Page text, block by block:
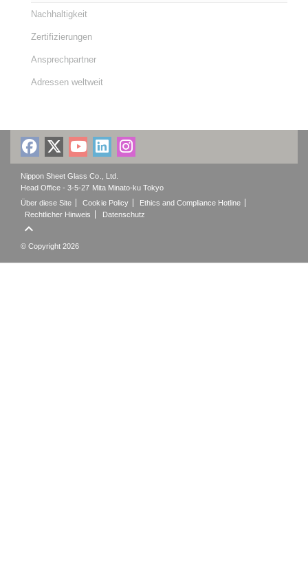
Nachhaltigkeit
Zertifizierungen
Ansprechpartner
Adressen weltweit
Nippon Sheet Glass Co., Ltd.
Head Office - 3-5-27 Mita Minato-ku Tokyo
Über diese Site
Cookie Policy
Ethics and Compliance Hotline
Rechtlicher Hinweis
Datenschutz

© Copyright 2026